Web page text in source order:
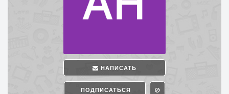
НАПИСАТЬ
ПОДПИСАТЬСЯ